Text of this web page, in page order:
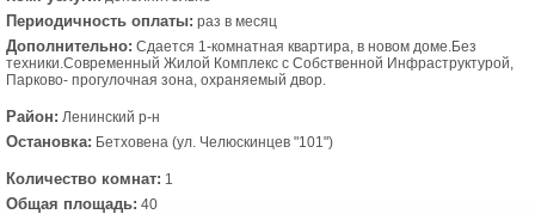
Периодичность оплаты: раз в месяц
Дополнительно: Сдается 1-комнатная квартира, в новом доме.Без
техники.Современный Жилой Комплекс с Собственной Инфраструктурой,
Парково- прогулочная зона, охраняемый двор.
Район: Ленинский р-н
Остановка: Бетховена (ул. Челюскинцев "101")
Количество комнат: 1
Общая площадь: 40